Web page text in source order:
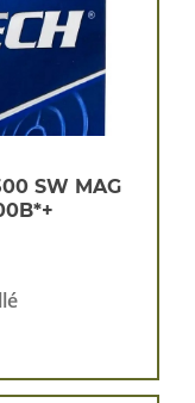
SW MAG